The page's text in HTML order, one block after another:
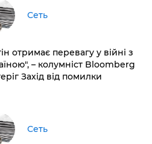
Сеть
отримає перевагу у війні з
– колумніст Bloomberg
Захід від помилки
Сеть